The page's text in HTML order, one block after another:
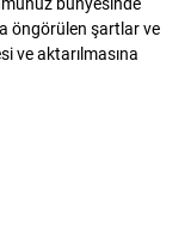
öngörülen şartlar ve
ve aktarılmasına